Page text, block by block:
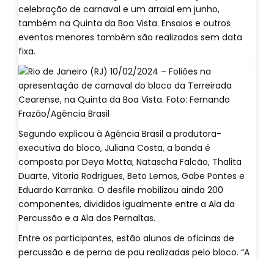
celebração de carnaval e um arraial em junho,
também na Quinta da Boa Vista. Ensaios e outros
eventos menores também são realizados sem data
fixa.
Segundo explicou à Agência Brasil a produtora-
executiva do bloco, Juliana Costa, a banda é
composta por Deya Motta, Natascha Falcão, Thalita
Duarte, Vitoria Rodrigues, Beto Lemos, Gabe Pontes e
Eduardo Karranka. O desfile mobilizou ainda 200
componentes, divididos igualmente entre a Ala da
Percussão e a Ala dos Pernaltas.
Entre os participantes, estão alunos de oficinas de
percussão e de perna de pau realizadas pelo bloco. “A